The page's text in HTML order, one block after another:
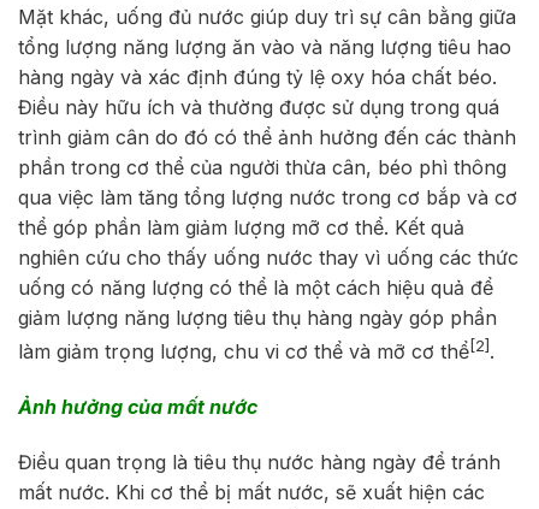
Mặt khác, uống đủ nước giúp duy trì sự cân bằng giữa
tổng lượng năng lượng ăn vào và năng lượng tiêu hao
hàng ngày và xác định đúng tỷ lệ oxy hóa chất béo.
Điều này hữu ích và thường được sử dụng trong quá
trình giảm cân do đó có thể ảnh hưởng đến các thành
phần trong cơ thể của người thừa cân, béo phì thông
qua việc làm tăng tổng lượng nước trong cơ bắp và cơ
thể góp phần làm giảm lượng mỡ cơ thể. Kết quả
nghiên cứu cho thấy uống nước thay vì uống các thức
uống có năng lượng có thể là một cách hiệu quả để
giảm lượng năng lượng tiêu thụ hàng ngày góp phần
làm giảm trọng lượng, chu vi cơ thể và mỡ cơ thể[2].
Ảnh hưởng của mất nước
Điều quan trọng là tiêu thụ nước hàng ngày để tránh
mất nước. Khi cơ thể bị mất nước, sẽ xuất hiện các